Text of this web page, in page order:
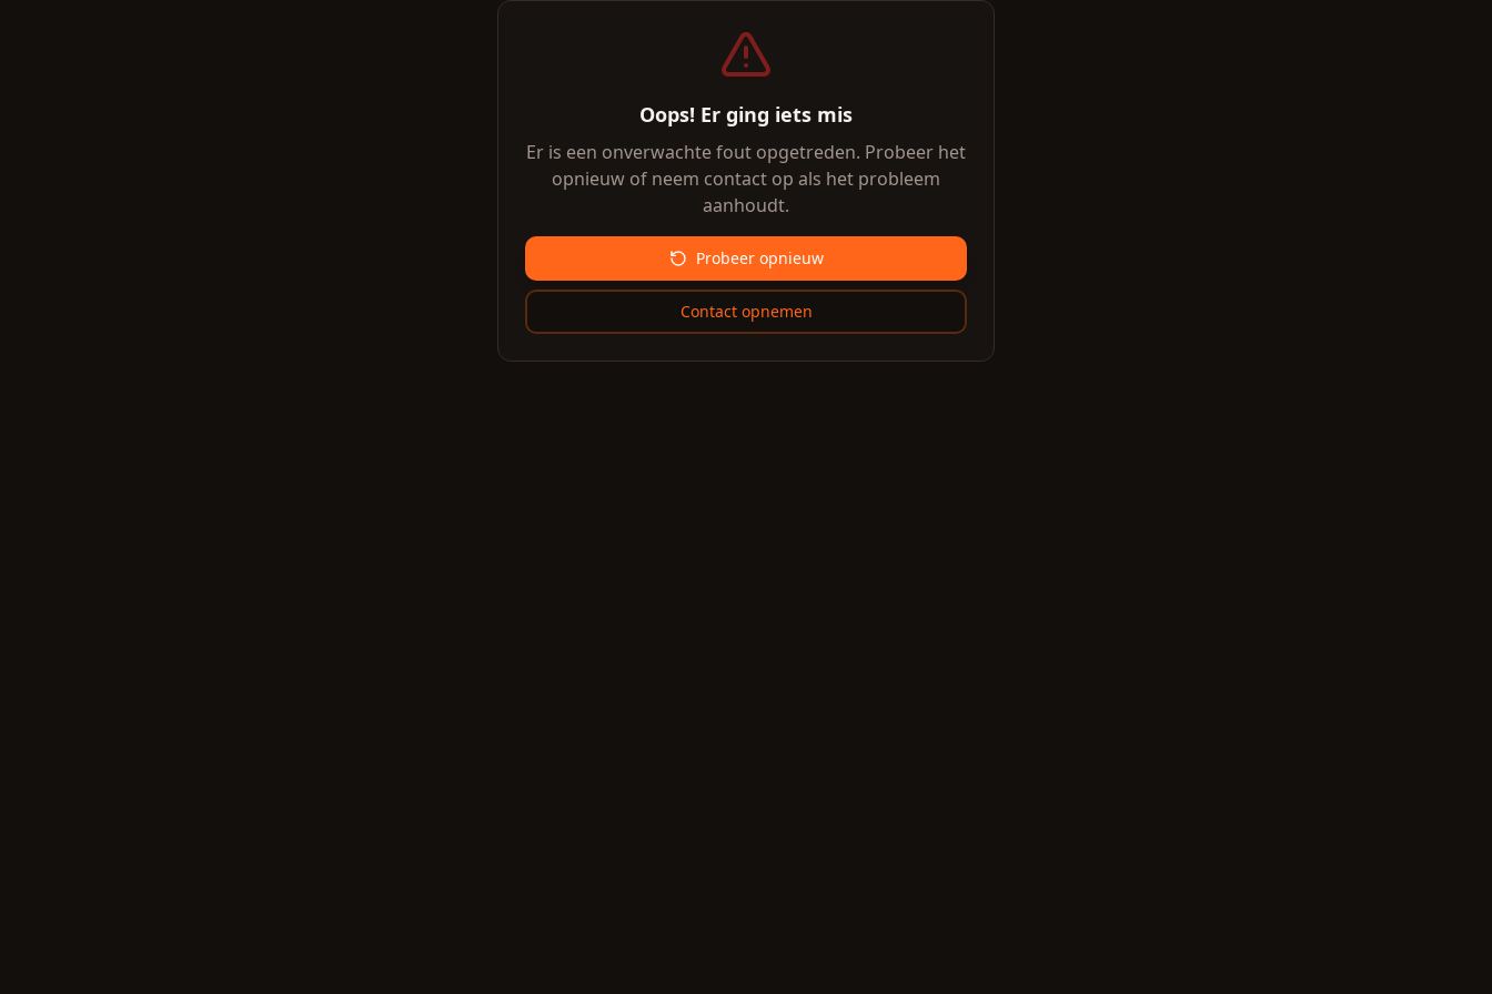
Oops! Er ging iets mis
Er is een onverwachte fout opgetreden. Probeer het
opnieuw of neem contact op als het probleem
aanhoudt.
Probeer opnieuw
Contact opnemen